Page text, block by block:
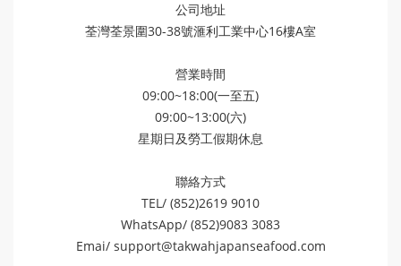
公司地址
荃灣荃景圍30-38號滙利工業中心16樓A室
營業時間
09:00~18:00(一至五)
09:00~13:00(六)
星期日及勞工假期休息
聯絡方式
TEL/ (852)2619 9010
WhatsApp/ (852)9083 3083
Emai/ support@takwahjapanseafood.com